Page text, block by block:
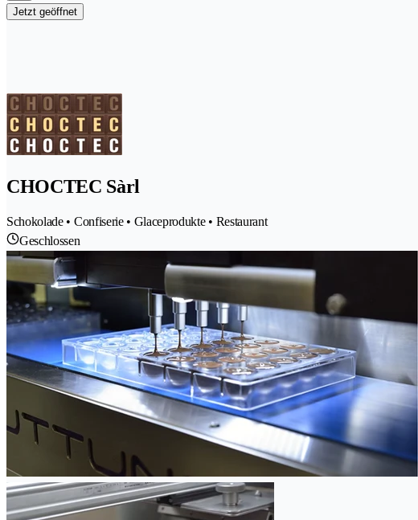
Jetzt geöffnet
CHOCTEC Sàrl
Schokolade • Confiserie • Glaceprodukte • Restaurant
Geschlossen